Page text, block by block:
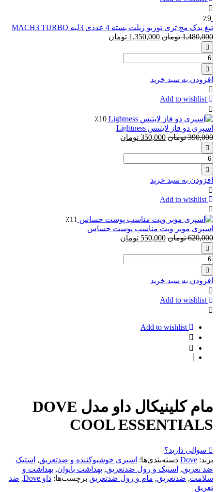
وازلین
کرم
نرم
کننده
لب
وازلین
Vaseline
مدل
Aloe
حجم
20
میلی
لیتر
٪9
تیغ یدک مچ تری توربو ژیلت بسته 4 عددی 3لبه MACH3 TURBO
1,480,000 تومان 1,350,000 تومان
تعداد:
تیغ
یدک
مچ
تری
توربو
ژیلت
بسته
4
عددی
3لبه
MACH3
TURBO
افزودن به سبد خرید
Add to wishlist
٪10
اسپری دو فاز لایتنس Lightness
390,000 تومان 350,000 تومان
تعداد:
اسپری
دو
فاز
لایتنس
Lightness
افزودن به سبد خرید
Add to wishlist
٪11
اس‍پری موبر ویت مناسب پوست حساس
620,000 تومان 550,000 تومان
تعداد:
اس‍پری
موبر
ویت
مناسب
پوست
حساس
افزودن به سبد خرید
Add to wishlist
Add to wishlist
مام کلینیکال داو مدل DOVE
COOL ESSENTIALS
سوالی دارید؟
برند: Dove دسته‌بندی‌ها: اسپری خوشبوکننده و ضدتعریق, استیک
ضد تعریق, استیک و رول ضدتعریق, بهداشت بانوان, بهداشت و
سلامت, ضدتعریق, مام و رول ضدتعریق برچسب‌ها: داو Dove , ضد
تعریق